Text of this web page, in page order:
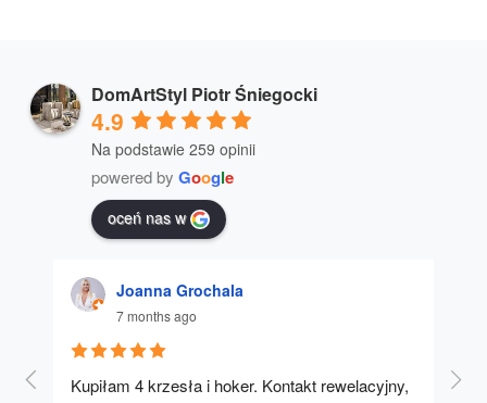
DomArtStyl Piotr Śniegocki
4.9
Na podstawie 259 opinii
powered by Google
oceń nas w
Joanna Grochala
7 months ago
Kupiłam 4 krzesła i hoker. Kontakt rewelacyjny,
A